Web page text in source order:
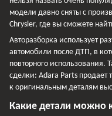
модели давно сняты с
Chrysler, где вы сможете
Авторазборка использует
автомобили после ДТП, в
повторного использования.
сделки: Adara Parts продает
к оригинальным деталям
Какие детали можно